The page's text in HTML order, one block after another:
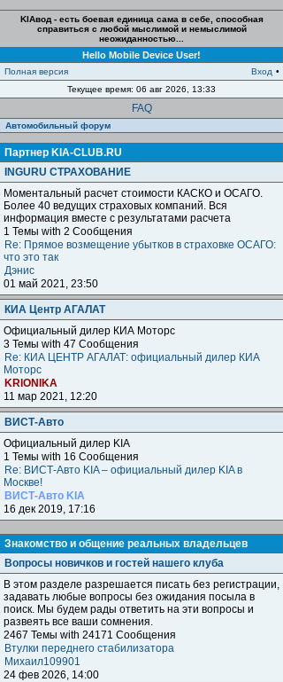
KIAвод - есть боевая единица сама в себе, способная
справиться с любой мыслимой и немыслимой
неожиданностью...
Hello Mobile Device User!
Полная версия Вход •
Текущее время: 06 авг 2026, 13:33
FAQ
Автомобильный форум
Партнер KIA-CLUB.RU
INGURU СТРАХОВАНИЕ
Моментальный расчет стоимости КАСКО и ОСАГО.
Более 40 ведущих страховых компаний. Вся
информация вместе с результатами расчета
1 Темы with 2 Сообщения
Re: Прямое возмещение убытков в страховке ОСАГО:
что это так
Дэнис
01 май 2021, 23:50
КИА Центр АГАЛАТ
Официальный дилер КИА Моторс
3 Темы with 47 Сообщения
Re: КИА ЦЕНТР АГАЛАТ: официальный дилер КИА
Моторс
KRIONIKA
11 мар 2021, 12:20
ВИСТ-Авто
Официальный дилер KIA
1 Темы with 16 Сообщения
Re: ВИСТ-Авто KIA – официальный дилер KIA в
Москве!
ВИСТ-Авто KIA
16 дек 2019, 17:16
Знакомство и общение реальных владельцев
Вопросы новичков и гостей нашего клуба
В этом разделе разрешается писать без регистрации,
задавать любые вопросы без ожидания посыла в
поиск. Мы будем рады ответить на эти вопросы и
развеять все ваши сомнения.
2467 Темы with 24171 Сообщения
Втулки переднего стабилизатора
Михаил109901
24 фев 2026, 14:00